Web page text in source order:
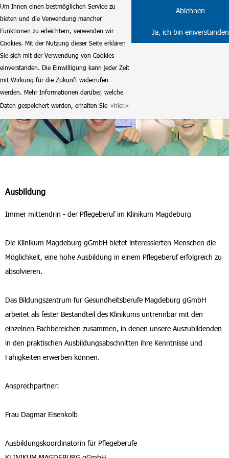
Um Ihnen einen bestmöglichen Service zu
bieten und die Verwendung mancher
Funktionen zu erleichtern, verwenden wir
Cookies. Mit der Nutzung dieser Seite erklären
Sie sich mit der Verwendung von Cookies
einverstanden. Die Einwilligung kann jeder Zeit
mit Wirkung für die Zukunft widerrufen
werden. Mehr Informationen darüber, welche
Daten gespeichert werden, erhalten Sie
hier.
Ablehnen
Ja, ich bin einverstanden
Ausbildung
Immer mittendrin - der Pflegeberuf im Klinikum Magdeburg
Die Klinikum Magdeburg gGmbH bietet interessierten Menschen die
Möglichkeit, eine hohe Ausbildung in einem Pflegeberuf erfolgreich zu
absolvieren.
Das Bildungszentrum fur Gesundheitsberufe Magdeburg gGmbH
arbeitet als fester Bestandteil des Klinikums untrennbar mit den
einzelnen Fachbereichen zusammen, in denen unsere Auszubildenden
in den praktischen Ausbildungsabschnitten ihre Kenntnisse und
Fähigkeiten erwerben können.
Ansprechpartner:
Frau Dagmar Eisenkolb
Ausbildungskoordinatorin für Pflegeberufe